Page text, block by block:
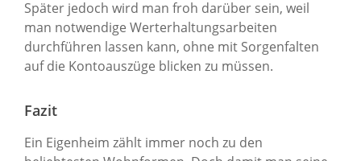
Später jedoch wird man froh darüber sein, weil
man notwendige Werterhaltungsarbeiten
durchführen lassen kann, ohne mit Sorgenfalten
auf die Kontoauszüge blicken zu müssen.
Fazit
Ein Eigenheim zählt immer noch zu den